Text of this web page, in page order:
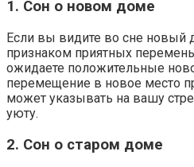
1. Сон о новом доме
Если вы видите во сне новый
признаком приятных
ожидаете положительные
перемещение в новое место
может указывать на вашу
уюту.
2. Сон о старом доме